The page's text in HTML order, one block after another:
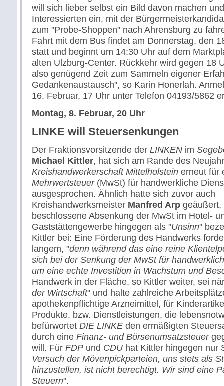
will sich lieber selbst ein Bild davon machen
Interessierten ein, mit der
zum "Probe-Shoppen" nach Ahrensburg zu
Fahrt mit dem Bus findet am Donnerstag, den
statt und beginnt um 14:30 Uhr auf dem
alten Ulzburg-Center. Rückkehr wird gegen 18
also genügend Zeit zum Sammeln eigener
Gedankenaustausch", so Karin Honerlah.
16. Februar, 17 Uhr unter Telefon 04193/5862
Montag, 8. Februar, 20 Uhr
LINKE will Steuersenkungen
Der Fraktionsvorsitzende der LINKEN im
Michael Kittler, hat sich am Rande des
Kreishandwerkerschaft Mittelholstein erneut für
Mehrwertsteuer(MwSt) für handwerkliche
ausgesprochen. Ähnlich hatte sich zuvor auch
Kreishandwerksmeister Manfred Arp geäußert,
beschlossene Absenkung der MwSt im Hotel-
Gaststättengewerbe hingegen als "Unsinn"
Kittler bei: Eine Förderung des Handwerks
langem, "denn während das eine reine
sich bei der Senkung der MwSt für
um eine echte Investition in Wachstum und
Handwerk in der Fläche, so Kittler weiter, sei
der Wirtschaft" und halte zahlreiche
apothekenpflichtige Arzneimittel, für
Produkte, bzw. Dienstleistungen, die
befürwortet DIE LINKE den ermäßigten
durch eine Finanz- und Börsenumsatzsteuer
will. Für FDP und CDU hat Kittler hingegen nur
Versuch der Mövenpickparteien, uns stets als
hinzustellen, ist nicht berechtigt. Wir sind eine
Steuern".